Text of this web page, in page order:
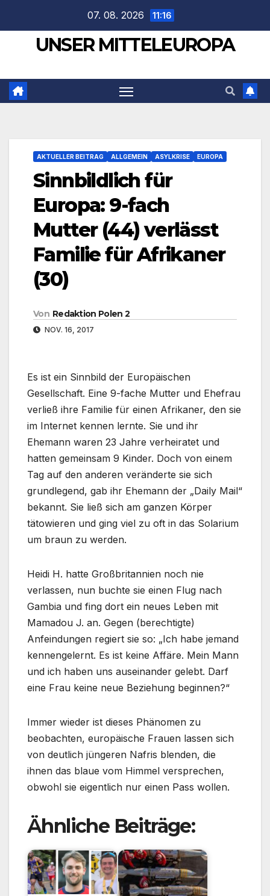
springen
07. 08. 2026 11:16
UNSER MITTELEUROPA
AKTUELLER BEITRAG ALLGEMEIN ASYLKRISE EUROPA
Sinnbildlich für
Europa: 9-fach
Mutter (44) verlässt
Familie für Afrikaner
(30)
Von Redaktion Polen 2
NOV. 16, 2017
Es ist ein Sinnbild der Europäischen
Gesellschaft. Eine 9-fache Mutter und Ehefrau
verließ ihre Familie für einen Afrikaner, den sie
im Internet kennen lernte. Sie und ihr
Ehemann waren 23 Jahre verheiratet und
hatten gemeinsam 9 Kinder. Doch von einem
Tag auf den anderen veränderte sie sich
grundlegend, gab ihr Ehemann der „Daily Mail“
bekannt. Sie ließ sich am ganzen Körper
tätowieren und ging viel zu oft in das Solarium
um braun zu werden.
Heidi H. hatte Großbritannien noch nie
verlassen, nun buchte sie einen Flug nach
Gambia und fing dort ein neues Leben mit
Mamadou J. an. Gegen (berechtigte)
Anfeindungen regiert sie so: „Ich habe jemand
kennengelernt. Es ist keine Affäre. Mein Mann
und ich haben uns auseinander gelebt. Darf
eine Frau keine neue Beziehung beginnen?“
Immer wieder ist dieses Phänomen zu
beobachten, europäische Frauen lassen sich
von deutlich jüngeren Nafris blenden, die
ihnen das blaue vom Himmel versprechen,
obwohl sie eigentlich nur einen Pass wollen.
Ähnliche Beiträge: